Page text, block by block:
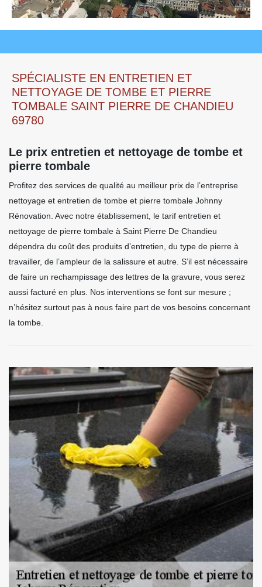
SPÉCIALISTE EN ENTRETIEN ET
NETTOYAGE DE TOMBE ET PIERRE
TOMBALE SAINT PIERRE DE CHANDIEU
69780
Le prix entretien et nettoyage de tombe et
pierre tombale
Profitez des services de qualité au meilleur prix de l’entreprise
nettoyage et entretien de tombe et pierre tombale Johnny
Rénovation. Avec notre établissement, le tarif entretien et
nettoyage de pierre tombale à Saint Pierre De Chandieu
dépendra du coût des produits d’entretien, du type de pierre à
travailler, de l’ampleur de la salissure et autre. S’il est nécessaire
de faire un rechampissage des lettres de la gravure, vous serez
aussi facturé en plus. Nos interventions se font sur mesure ;
n’hésitez surtout pas à nous faire part de vos besoins concernant
la tombe.